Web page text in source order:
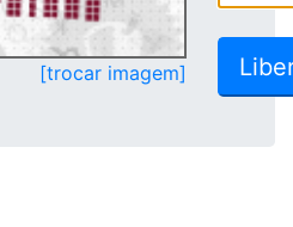
[trocar imagem]